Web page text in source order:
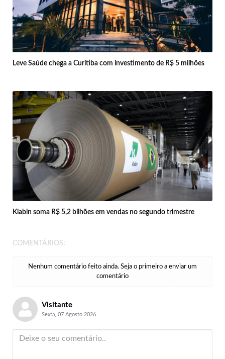
Leve Saúde chega a Curitiba com investimento de R$ 5 milhões
Klabin soma R$ 5,2 bilhões em vendas no segundo trimestre
COMENTÁRIOS:
Nenhum comentário feito ainda. Seja o primeiro a enviar um
comentário
Visitante
Sexta, 07 Agosto 2026